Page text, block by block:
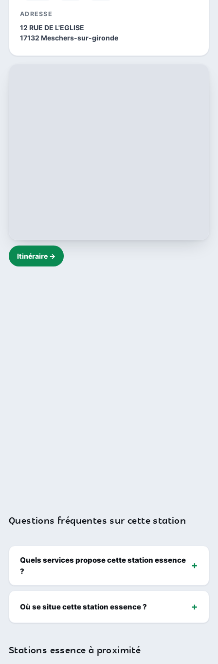
ADRESSE
12 RUE DE L'EGLISE
17132 Meschers-sur-gironde
Itinéraire →
Questions fréquentes sur cette station
Quels services propose cette station essence
?
Où se situe cette station essence ?
Stations essence à proximité